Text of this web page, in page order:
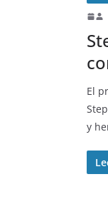
El
y